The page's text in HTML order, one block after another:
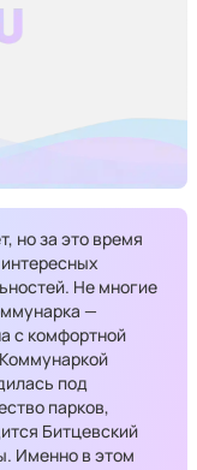
но за это время
Не многие
—
с комфортной
под
парков,
Битцевский
Именно в этом